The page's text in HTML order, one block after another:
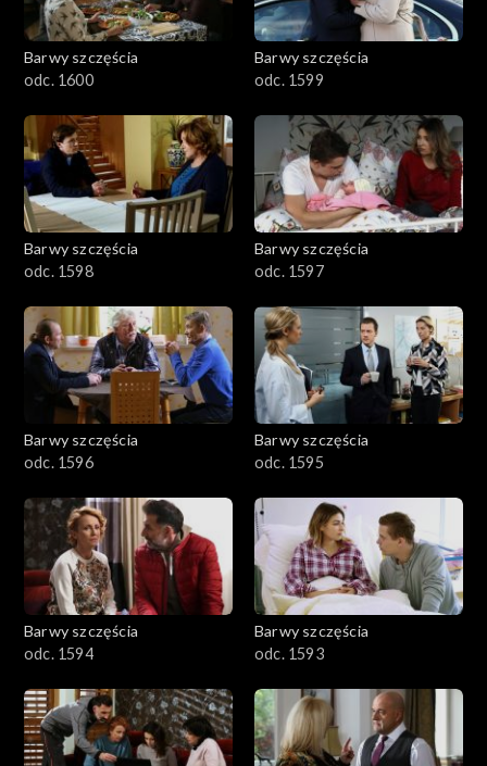
3101-3200
3001-3100
2901-3000
2801–2900
2701–2800
2501–2600
2401–2500
2301–2400
2201–2300
2101–2200
2001–2100
1801–1900
Barwy szczęścia
odc. 1600
Barwy szczęścia
odc. 1599
Barwy szczęścia
odc. 1598
Barwy szczęścia
odc. 1597
Barwy szczęścia
odc. 1596
Barwy szczęścia
odc. 1595
Barwy szczęścia
odc. 1594
Barwy szczęścia
odc. 1593